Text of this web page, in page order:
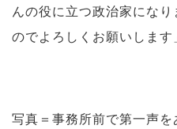
んの役に立つ政治家にな
のでよろしくお願いします
写真＝事務所前で第一声